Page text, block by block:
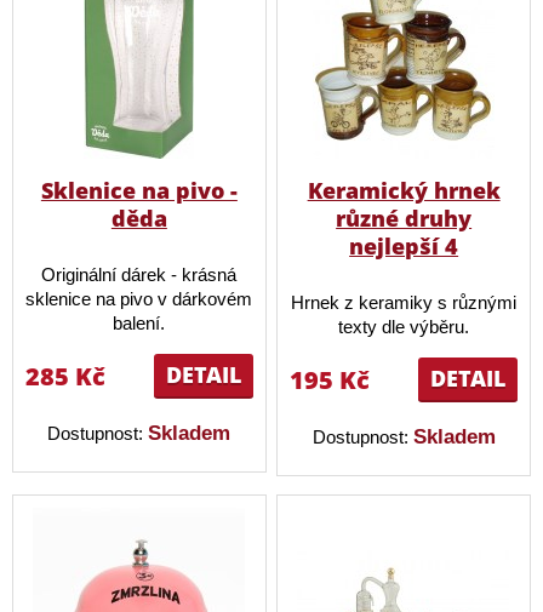
Sklenice na pivo -
děda
Originální dárek - krásná
sklenice na pivo v dárkovém
balení.
DETAIL
285 Kč
Dostupnost:Skladem
Keramický hrnek
různé druhy
nejlepší 4
Hrnek z keramiky s různými
texty dle výběru.
DETAIL
195 Kč
Dostupnost: Skladem